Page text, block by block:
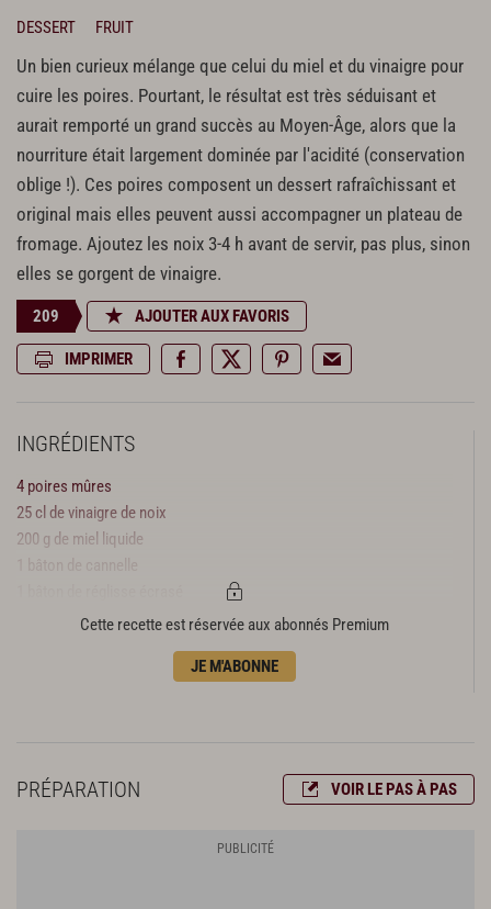
DESSERT
FRUIT
Un bien curieux mélange que celui du miel et du vinaigre pour
cuire les poires. Pourtant, le résultat est très séduisant et
aurait remporté un grand succès au Moyen-Âge, alors que la
nourriture était largement dominée par l'acidité (conservation
oblige !). Ces poires composent un dessert rafraîchissant et
original mais elles peuvent aussi accompagner un plateau de
fromage. Ajoutez les noix 3-4 h avant de servir, pas plus, sinon
elles se gorgent de vinaigre.
209 AJOUTER AUX FAVORIS
IMPRIMER
INGRÉDIENTS
4 poires mûres
25 cl de vinaigre de noix
200 g de miel liquide
1 bâton de cannelle
3 feuilles de laurierCette recette est réservée aux abonnés Premium
JE M'ABONNE
PRÉPARATION VOIR LE PAS À PAS